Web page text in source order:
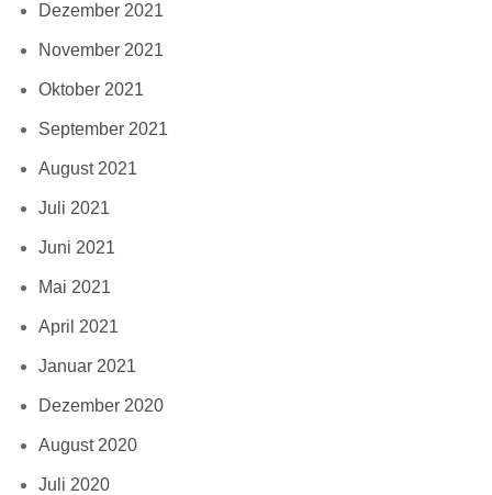
Dezember 2021
November 2021
Oktober 2021
September 2021
August 2021
Juli 2021
Juni 2021
Mai 2021
April 2021
Januar 2021
Dezember 2020
August 2020
Juli 2020